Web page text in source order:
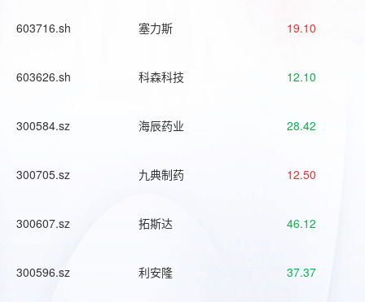
603716.sh 塞力斯 19.10
603626.sh 科森科技 12.10
300584.sz 海辰药业 28.42
300705.sz 九典制药 12.50
300607.sz 拓斯达 46.12
300596.sz 利安隆 37.37